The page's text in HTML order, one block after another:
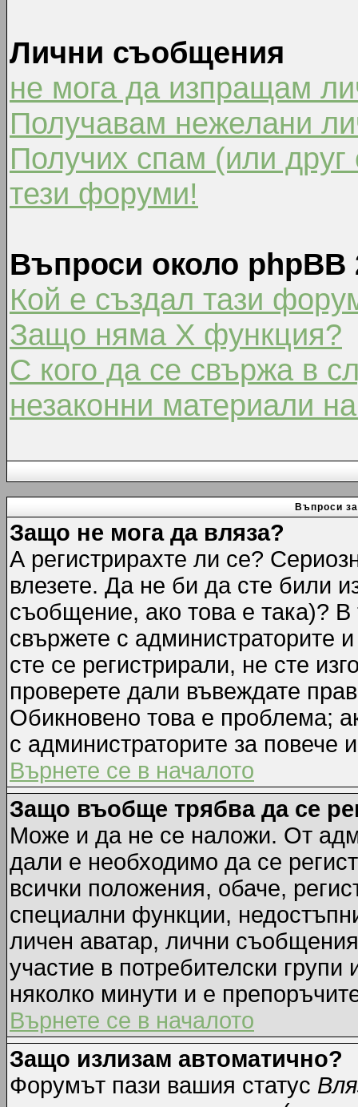
Лични съобщения
не мога да изпращам
Получавам нежелани
Получих спам (или
тези форуми!
Въпроси около phpBB
Кой е създал тази
Защо няма X функция?
С кого да се свържа в
незаконни материали
Въпроси
Защо не мога да вляза?
А регистрирахте ли се?
влезете. Да не би да сте били
съобщение, ако това е така)?
свържете с администраторите
сте се регистрирали, не сте
проверете дали въвеждате
Обикновено това е проблема;
с администраторите за повече
Върнете се в началото
Защо въобще трябва да се
Може и да не се наложи. От
дали е необходимо да се
всички положения, обаче,
специални функции,
личен аватар, лични
участие в потребителски
няколко минути и е
Върнете се в началото
Защо излизам автоматично?
Форумът пази вашия статус